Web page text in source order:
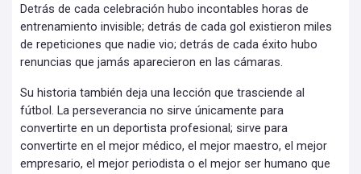
Detrás de cada celebración hubo incontables horas de
entrenamiento invisible; detrás de cada gol existieron miles
de repeticiones que nadie vio; detrás de cada éxito hubo
renuncias que jamás aparecieron en las cámaras.
Su historia también deja una lección que trasciende al
fútbol. La perseverancia no sirve únicamente para
convertirte en un deportista profesional; sirve para
convertirte en el mejor médico, el mejor maestro, el mejor
empresario, el mejor periodista o el mejor ser humano que